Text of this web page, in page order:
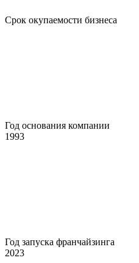
Срок окупаемости бизнеса
Год основания компании
1993
Год запуска франчайзинга
2023